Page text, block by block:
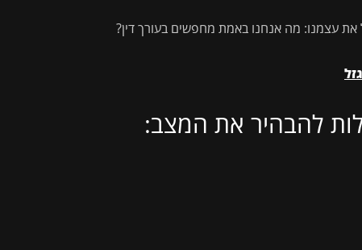
את עצמנו: מה אנחנו באמת מחפשים בעורך דין?
להבהיר את המצב: